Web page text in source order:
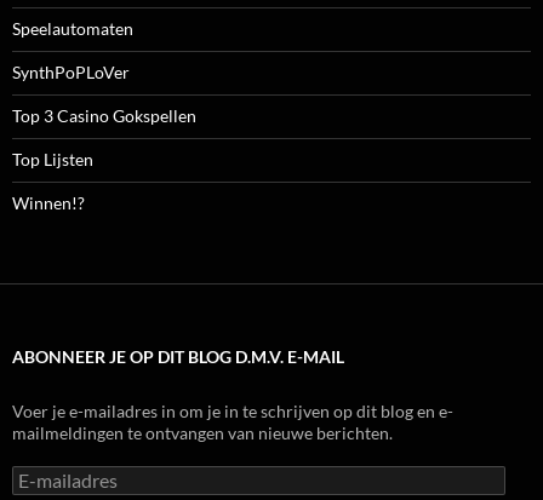
Speelautomaten
SynthPoPLoVer
Top 3 Casino Gokspellen
Top Lijsten
Winnen!?
ABONNEER JE OP DIT BLOG D.M.V. E-MAIL
Voer je e-mailadres in om je in te schrijven op dit blog en e-
mailmeldingen te ontvangen van nieuwe berichten.
E-